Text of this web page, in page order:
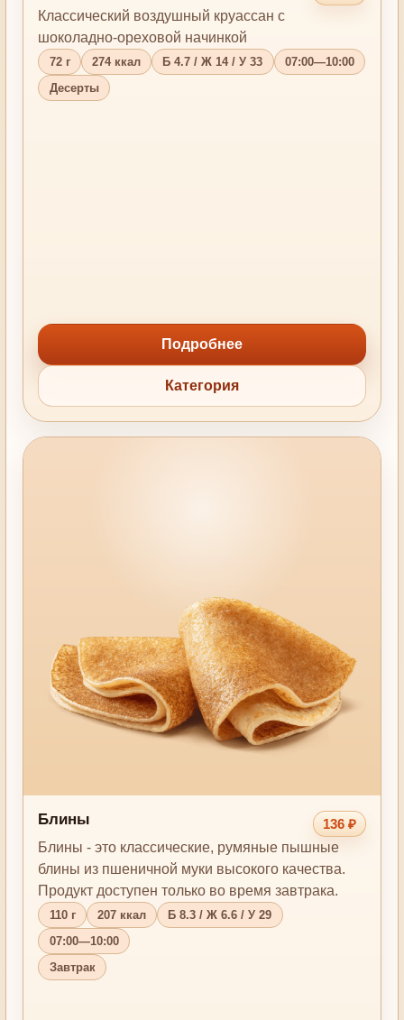
Классический воздушный круассан с
шоколадно-ореховой начинкой
72 г 274 ккал Б 4.7 / Ж 14 / У 33
07:00—10:00
Десерты
Подробнее
Категория
Блины
136 ₽
Блины - это классические, румяные пышные
блины из пшеничной муки высокого качества.
Продукт доступен только во время завтрака.
110 г 207 ккал
Б 8.3 / Ж 6.6 / У 29
07:00—10:00
Завтрак